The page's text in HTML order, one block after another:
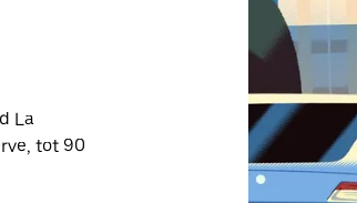
La
tot 90